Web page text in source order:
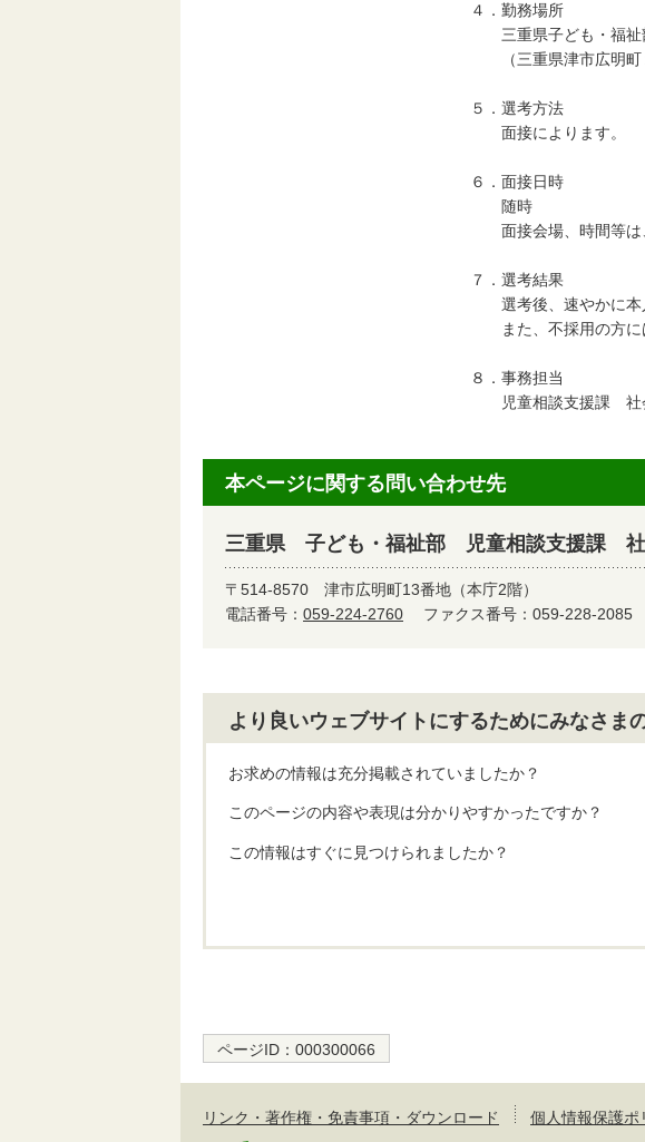
４．勤務場所
三重県子ども・福祉
（三重県津市広明町
５．選考方法
面接によります。
６．面接日時
随時
面接会場、時間等は
７．選考結果
選考後、速やかに本
また、不採用の方に
８．事務担当
児童相談支援課 社
本ページに関する問い合わせ先
三重県 子ども・福祉部 児童相談支援課 社
〒514-8570 津市広明町13番地（本庁2階）
電話番号： 059-224-2760 ファクス番号：059-228-2085
より良いウェブサイトにするためにみなさま
お求めの情報は充分掲載されていましたか？
このページの内容や表現は分かりやすかったですか？
この情報はすぐに見つけられましたか？
ページID： 000300066
リンク・著作権・免責事項・ダウンロード 個人情報保護ポ